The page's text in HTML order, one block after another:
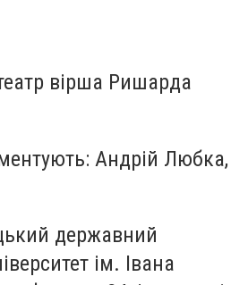
вірша Ришарда
Андрій Любка,
державний
ім. Івана